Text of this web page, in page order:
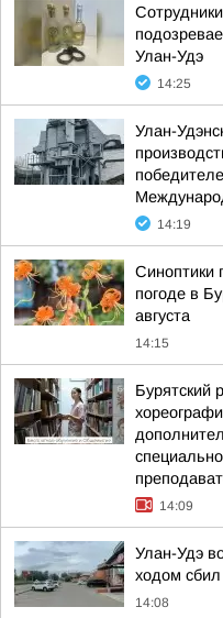
Улан-Удэ
14:25
Улан-
14:19
Синоптики
погоде в
августа
14:15
Бурятский
14:09
Улан-Удэ
ходом
14:08